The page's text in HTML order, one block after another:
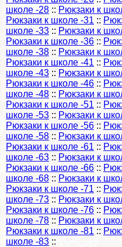
школе -28 :: Рюкзаки к
Рюкзаки к школе -31 ::
школе -33 :: Рюкзаки к
Рюкзаки к школе -36 ::
школе -38 :: Рюкзаки к
Рюкзаки к школе -41 ::
школе -43 :: Рюкзаки к
Рюкзаки к школе -46 ::
школе -48 :: Рюкзаки к
Рюкзаки к школе -51 ::
школе -53 :: Рюкзаки к
Рюкзаки к школе -56 ::
школе -58 :: Рюкзаки к
Рюкзаки к школе -61 ::
школе -63 :: Рюкзаки к
Рюкзаки к школе -66 ::
школе -68 :: Рюкзаки к
Рюкзаки к школе -71 ::
школе -73 :: Рюкзаки к
Рюкзаки к школе -76 ::
школе -78 :: Рюкзаки к
Рюкзаки к школе -81 ::
школе -83 ::